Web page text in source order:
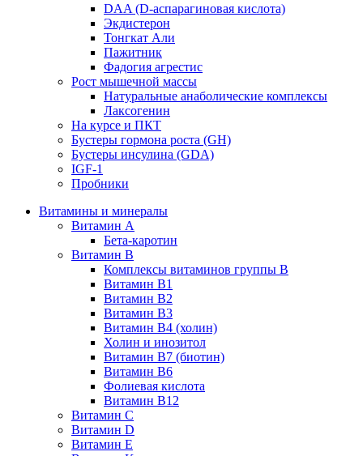
DAA (D-аспарагиновая кислота)
Экдистерон
Тонгкат Али
Пажитник
Фадогия агрестис
Рост мышечной массы
Натуральные анаболические комплексы
Лаксогенин
На курсе и ПКТ
Бустеры гормона роста (GH)
Бустеры инсулина (GDA)
IGF-1
Пробники
Витамины и минералы
Витамин A
Бета-каротин
Витамин B
Комплексы витаминов группы B
Витамин B1
Витамин B2
Витамин B3
Витамин B4 (холин)
Холин и инозитол
Витамин B7 (биотин)
Витамин B6
Фолиевая кислота
Витамин B12
Витамин C
Витамин D
Витамин E